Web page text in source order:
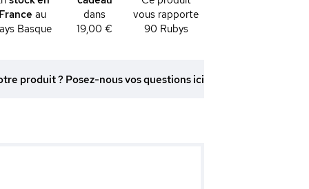
au
Basque
dans
19,00 €
vous rapporte
90 Rubys
produit ? Posez-nous vos questions ici